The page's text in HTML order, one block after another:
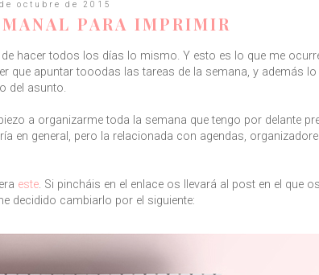
octubre de 2015
PARA IMPRIMIR
hacer todos los días lo mismo. Y esto es lo que me
que apuntar tooodas las tareas de la semana, y además lo
del asunto.
a organizarme toda la semana que tengo por delante
en general, pero la relacionada con agendas,
este. Si pincháis en el enlace os llevará al post en el que
decidido cambiarlo por el siguiente: